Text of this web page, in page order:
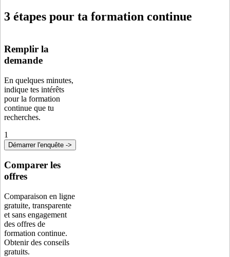
3 étapes pour ta formation continue
Remplir la
demande
En quelques minutes,
indique tes intérêts
pour la formation
continue que tu
recherches.
1
Démarrer l'enquête ->
Comparer les
offres
Comparaison en ligne
gratuite, transparente
et sans engagement
des offres de
formation continue.
Obtenir des conseils
gratuits.